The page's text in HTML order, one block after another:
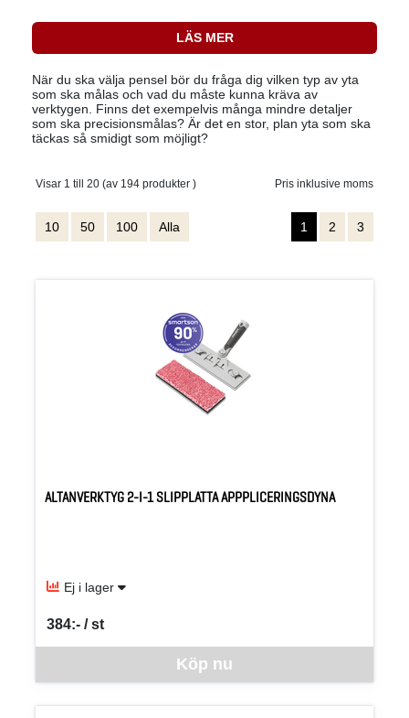
LÄS MER
När du ska välja pensel bör du fråga dig vilken typ av yta
som ska målas och vad du måste kunna kräva av
verktygen. Finns det exempelvis många mindre detaljer
som ska precisionsmålas? Är det en stor, plan yta som ska
täckas så smidigt som möjligt?
Visar 1 till 20 (av 194 produkter ) Pris inklusive moms
10 50 100 Alla 1 2 3
ALTANVERKTYG 2-I-1 SLIPPLATTA APPPLICERINGSDYNA
Ej i lager
Köp nu
384:- / st
SEK per ST